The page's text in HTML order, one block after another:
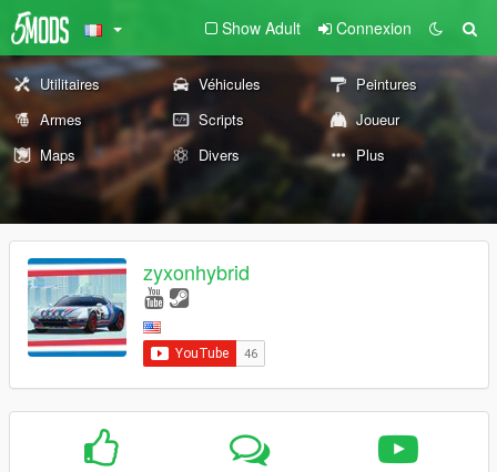
Show Adult Connexion
Utilitaires Véhicules
Peintures
Armes
Scripts
Joueur
Maps
Divers Plus
zyxonhybrid